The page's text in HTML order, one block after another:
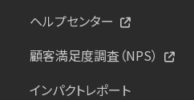
ヘルプセンター
顧客満足度調査（NPS）
インパクトレポート